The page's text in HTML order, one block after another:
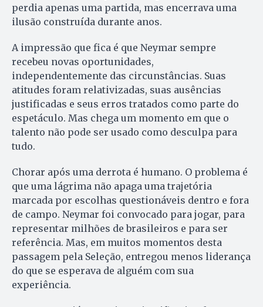
perdia apenas uma partida, mas encerrava uma
ilusão construída durante anos.
A impressão que fica é que Neymar sempre
recebeu novas oportunidades,
independentemente das circunstâncias. Suas
atitudes foram relativizadas, suas ausências
justificadas e seus erros tratados como parte do
espetáculo. Mas chega um momento em que o
talento não pode ser usado como desculpa para
tudo.
Chorar após uma derrota é humano. O problema é
que uma lágrima não apaga uma trajetória
marcada por escolhas questionáveis dentro e fora
de campo. Neymar foi convocado para jogar, para
representar milhões de brasileiros e para ser
referência. Mas, em muitos momentos desta
passagem pela Seleção, entregou menos liderança
do que se esperava de alguém com sua
experiência.